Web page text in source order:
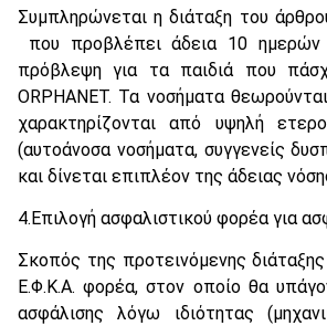
Συμπληρώνεται η διάταξη του
που προβλέπει άδεια 10
πρόβλεψη για τα παιδιά που
ORPHANET. Τα νοσήματα
χαρακτηρίζονται από υψηλή
(αυτοάνοσα νοσήματα, συγγενείς
και δίνεται επιπλέον της άδειας
4.Επιλογή ασφαλιστικού φορέα για
Σκοπός της προτεινόμενης
Ε.Φ.Κ.Α. φορέα, στον οποίο θα
ασφάλισης λόγω ιδιότητας